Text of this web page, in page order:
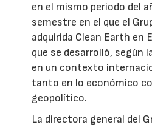
en el mismo periodo del
semestre en el que el
adquirida Clean Earth en
que se desarrolló, según
en un contexto
tanto en lo económico
geopolítico.
La directora general del